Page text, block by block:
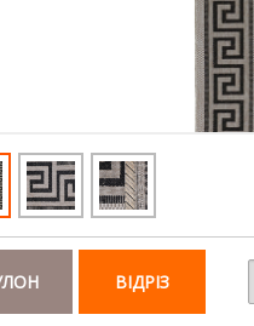
ВІДРІЗ